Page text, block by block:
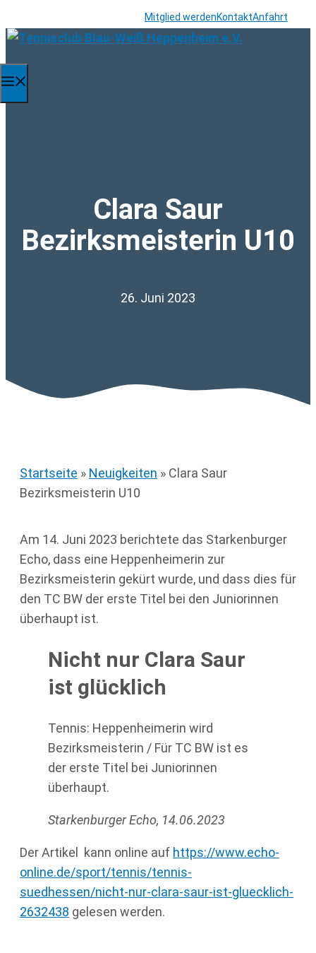
Inhalt
Mitglied werdenKontaktAnfahrt
Clara Saur
Bezirksmeisterin U10
26. Juni 2023
Startseite » Neuigkeiten » Clara Saur
Bezirksmeisterin U10
Am 14. Juni 2023 berichtete das Starkenburger
Echo, dass eine Heppenheimerin zur
Bezirksmeisterin gekürt wurde, und dass dies für
den TC BW der erste Titel bei den Juniorinnen
überhaupt ist.
Nicht nur Clara Saur
ist glücklich
Tennis: Heppenheimerin wird
Bezirksmeisterin / Für TC BW ist es
der erste Titel bei Juniorinnen
überhaupt.
Starkenburger Echo, 14.06.2023
Der Artikel kann online auf https://www.echo-
online.de/sport/tennis/tennis-
suedhessen/nicht-nur-clara-saur-ist-gluecklich-
2632438 gelesen werden.